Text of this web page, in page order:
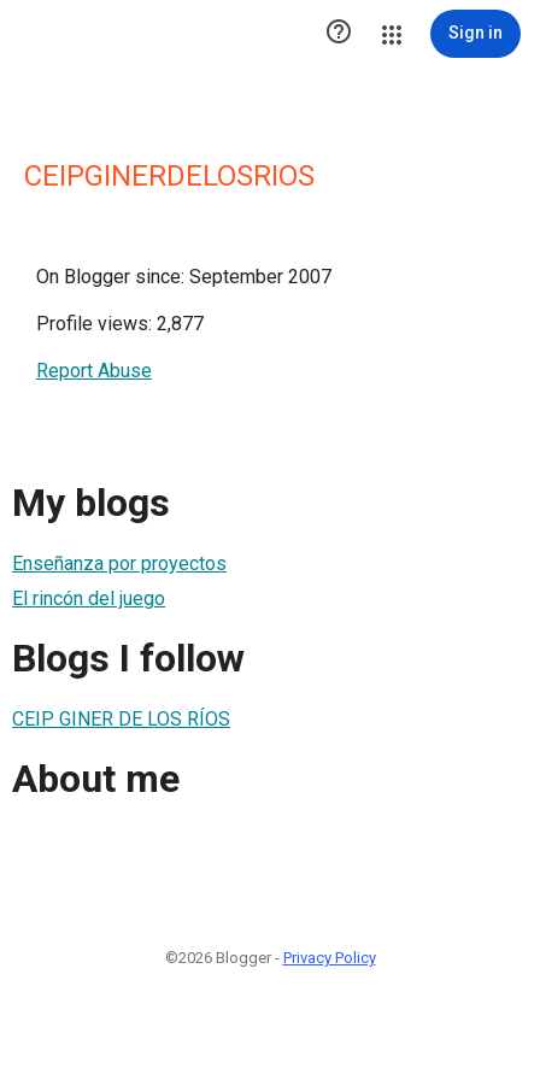
 Sign in
CEIPGINERDELOSRIOS
On Blogger since: September 2007
Profile views: 2,877
Report Abuse
My blogs
Enseñanza por proyectos
El rincón del juego
Blogs I follow
CEIP GINER DE LOS RÍOS
About me
©2026 Blogger - Privacy Policy